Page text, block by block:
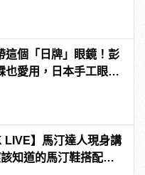
這個「日牌」眼鏡！彭
也愛用，日本手工眼鏡
LIVE】馬汀達人現身講
知道的馬汀鞋搭配密